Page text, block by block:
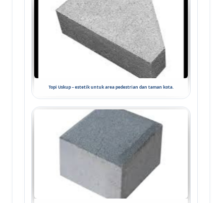
Topi Uskup – estetik untuk area pedestrian dan taman kota.